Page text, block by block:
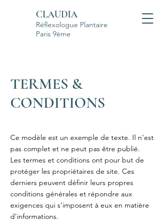
CLAUDIA
Réflexologue Plantaire
Paris 9ème
TERMES &
CONDITIONS
Ce modèle est un exemple de texte. Il n’est
pas complet et ne peut pas être publié.
Les termes et conditions ont pour but de
protéger les propriétaires de site. Ces
derniers peuvent définir leurs propres
conditions générales et répondre aux
exigences qui s’imposent à eux en matière
d’informations.